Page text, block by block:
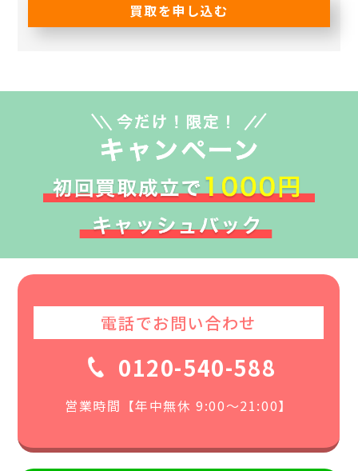
買取を申し込む
電話でお問い合わせ
0120-540-588
営業時間【年中無休 9:00〜21:00】